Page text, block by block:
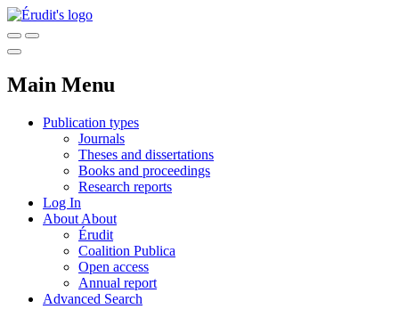
Main Menu
Publication types
Journals
Theses and dissertations
Books and proceedings
Research reports
Log In
About About
Érudit
Coalition Publica
Open access
Annual report
Advanced Search